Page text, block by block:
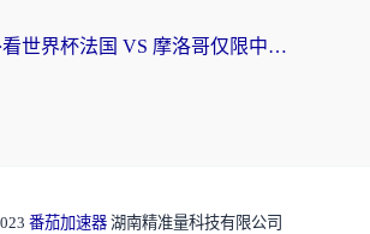
在国外看世界杯法国 VS 摩洛哥仅限中国大陆？海外党这样看中文解说赛事不卡顿
番茄加速器 湖南精准量科技有限公司